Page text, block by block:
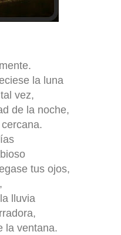
la luna
vez,
de la noche,
tus ojos,
lluvia
la ventana.